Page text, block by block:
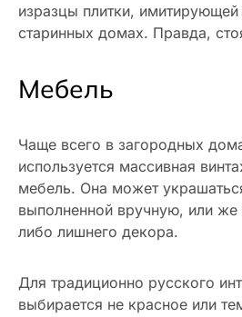
изразцы плитки, имитирующей
старинных домах. Правда,
Мебель
Чаще всего в загородных
используется массивная
мебель. Она может
выполненной вручную, или же
либо лишнего декора.
Для традиционно русского
выбирается не красное или